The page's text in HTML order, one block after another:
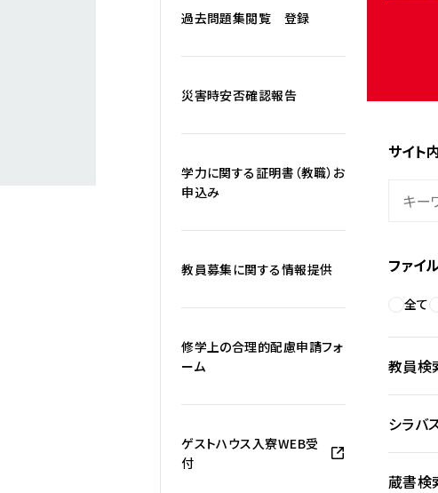
サイト
ファイ
全て
教員検
シラバ
蔵書検
過去問題集閲覧 登録
災害時安否確認報告
学力に関する証明書（教職）お
申込み
教員募集に関する情報提供
修学上の合理的配慮申請フォ
ーム
ゲストハウス入寮WEB受
付